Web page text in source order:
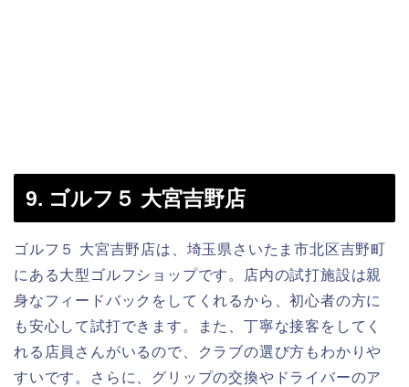
9. ゴルフ５ 大宮吉野店
ゴルフ５ 大宮吉野店は、埼玉県さいたま市北区吉野町
にある大型ゴルフショップです。店内の試打施設は親
身なフィードバックをしてくれるから、初心者の方に
も安心して試打できます。また、丁寧な接客をしてく
れる店員さんがいるので、クラブの選び方もわかりや
すいです。さらに、グリップの交換やドライバーのア